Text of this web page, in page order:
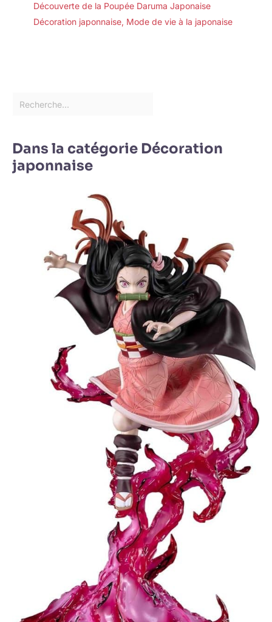
Découverte de la Poupée Daruma Japonaise
Décoration japonnaise, Mode de vie à la japonaise
Dans la catégorie Décoration
japonnaise